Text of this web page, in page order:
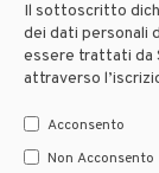
Il sottoscritto
dei dati personali
essere trattati da
attraverso
Acconsento
Non Acconsento